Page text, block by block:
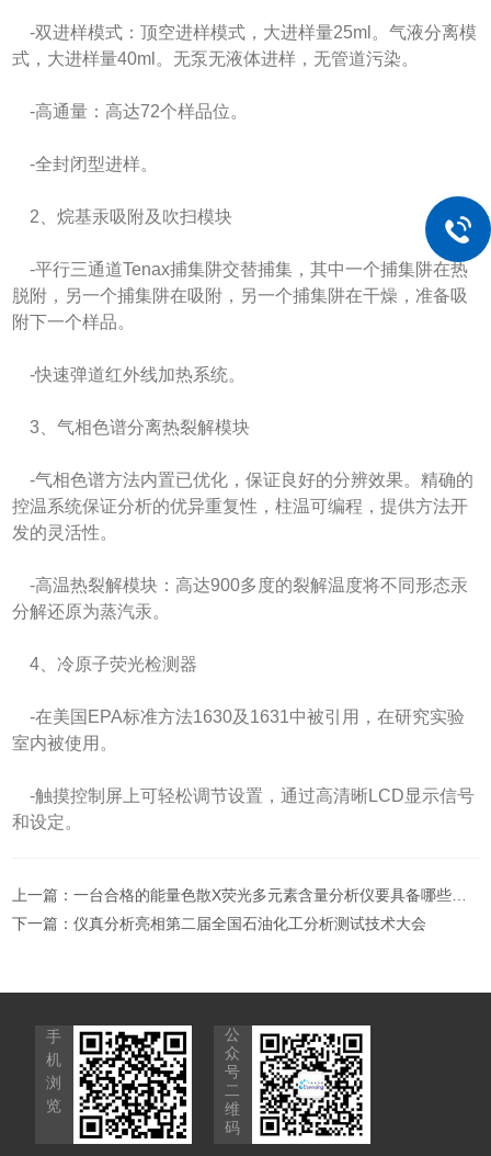
-双进样模式：顶空进样模式，大进样量25ml。气液分离模
式，大进样量40ml。无泵无液体进样，无管道污染。
-高通量：高达72个样品位。
-全封闭型进样。
2、烷基汞吸附及吹扫模块
-平行三通道Tenax捕集阱交替捕集，其中一个捕集阱在热
脱附，另一个捕集阱在吸附，另一个捕集阱在干燥，准备吸
附下一个样品。
-快速弹道红外线加热系统。
3、气相色谱分离热裂解模块
-气相色谱方法内置已优化，保证良好的分辨效果。精确的
控温系统保证分析的优异重复性，柱温可编程，提供方法开
发的灵活性。
-高温热裂解模块：高达900多度的裂解温度将不同形态汞
分解还原为蒸汽汞。
4、冷原子荧光检测器
-在美国EPA标准方法1630及1631中被引用，在研究实验
室内被使用。
-触摸控制屏上可轻松调节设置，通过高清晰LCD显示信号
和设定。
上一篇：一台合格的能量色散X荧光多元素含量分析仪要具备哪些功能才行
下一篇：仪真分析亮相第二届全国石油化工分析测试技术大会
手
机
浏
览
公
众
号
二
维
码